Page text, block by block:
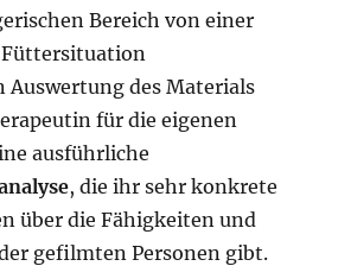
Bereich von einer
Auswertung des Materials
für die eigenen
ausführliche
, die ihr sehr konkrete
über die Fähigkeiten und
gefilmten Personen gibt.